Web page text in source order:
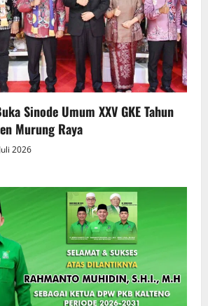
Sinode Umum XXV GKE Tahun
Murung Raya
2026